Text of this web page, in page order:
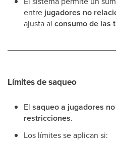
entre jugadores no
ajusta al consumo de las
Límites de saqueo
El saqueo a jugadores
restricciones.
Los límites se aplican si: